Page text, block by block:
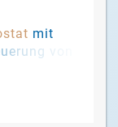
mit
von